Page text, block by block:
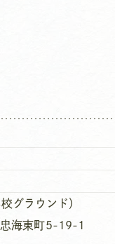
グラウンド）
海東町5-19-1